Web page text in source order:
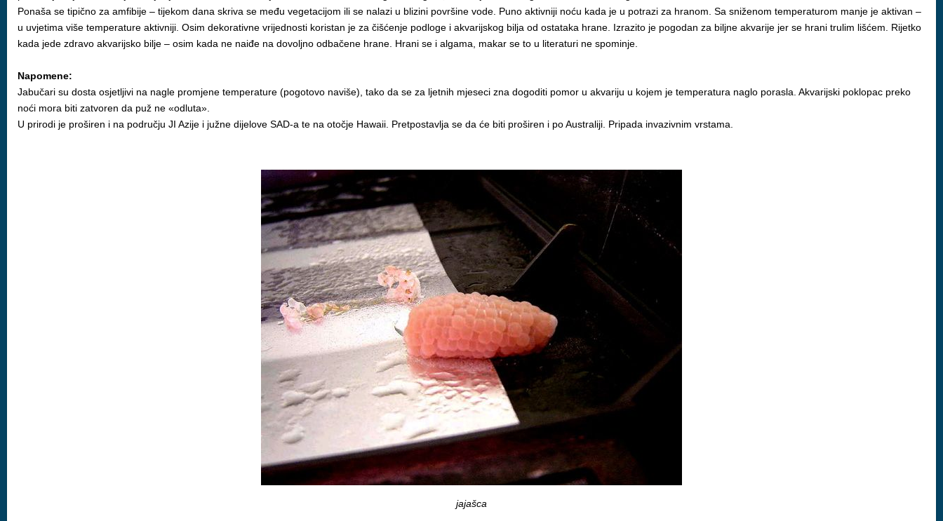
Ponaša se tipično za amfibije – tijekom dana skriva se među vegetacijom ili se nalazi u blizini površine vode. Puno aktivniji noću kada je u potrazi za hranom. Sa sniženom temperaturom manje je aktivan –
u uvjetima više temperature aktivniji. Osim dekorativne vrijednosti koristan je za čišćenje podloge i akvarijskog bilja od ostataka hrane. Izrazito je pogodan za biljne akvarije jer se hrani trulim lišćem. Rijetko
kada jede zdravo akvarijsko bilje – osim kada ne naiđe na dovoljno odbačene hrane. Hrani se i algama, makar se to u literaturi ne spominje.
Napomene:
Jabučari su dosta osjetljivi na nagle promjene temperature (pogotovo naviše), tako da se za ljetnih mjeseci zna dogoditi pomor u akvariju u kojem je temperatura naglo porasla. Akvarijski poklopac preko
noći mora biti zatvoren da puž ne «odluta».
U prirodi je proširen i na području JI Azije i južne dijelove SAD-a te na otočje Hawaii. Pretpostavlja se da će biti proširen i po Australiji. Pripada invazivnim vrstama.
jajašca